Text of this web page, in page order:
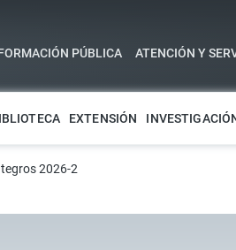
PÚBLICA ATENCIÓN Y
EXTENSIÓN
2026-2